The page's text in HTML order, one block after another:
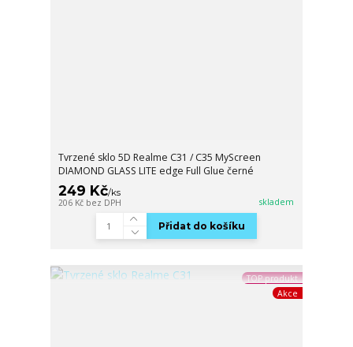
Tvrzené sklo 5D Realme C31 / C35 MyScreen
DIAMOND GLASS LITE edge Full Glue černé
249 Kč/ks
206 Kč bez DPH skladem
Přidat do košíku
TOP produkt
Akce